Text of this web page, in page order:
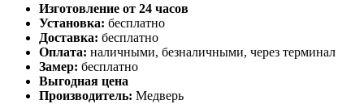
Изготовление от 24 часов
Установка: бесплатно
Доставка: бесплатно
Оплата: наличными, безналичными, через терминал
Замер: бесплатно
Выгодная цена
Производитель: Медверь